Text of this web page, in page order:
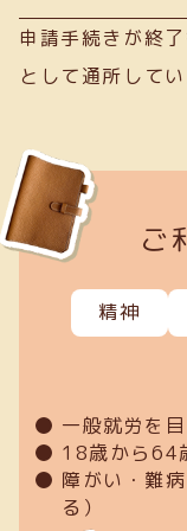
申請手続きが終
として通所してい
ご
精神
一般就労を
18歳から64
障がい・難
る）